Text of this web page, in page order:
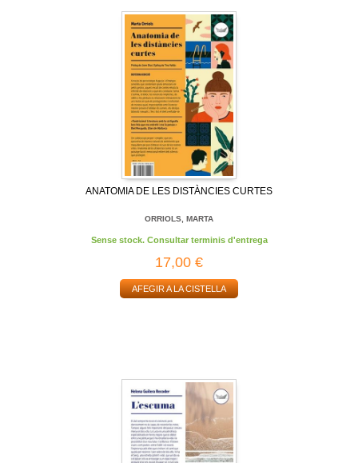
ANATOMIA DE LES DISTÀNCIES CURTES
ORRIOLS, MARTA
Sense stock. Consultar terminis d'entrega
17,00 €
AFEGIR A LA CISTELLA